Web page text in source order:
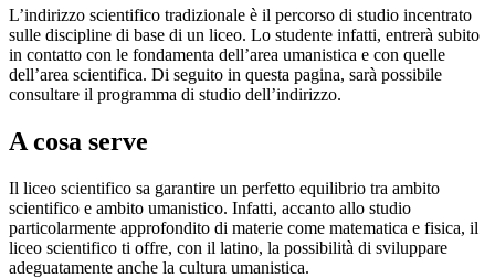
L’indirizzo scientifico tradizionale è il percorso di studio incentrato
sulle discipline di base di un liceo. Lo studente infatti, entrerà subito
in contatto con le fondamenta dell’area umanistica e con quelle
dell’area scientifica. Di seguito in questa pagina, sarà possibile
consultare il programma di studio dell’indirizzo.
A cosa serve
Il liceo scientifico sa garantire un perfetto equilibrio tra ambito
scientifico e ambito umanistico. Infatti, accanto allo studio
particolarmente approfondito di materie come matematica e fisica, il
liceo scientifico ti offre, con il latino, la possibilità di sviluppare
adeguatamente anche la cultura umanistica.